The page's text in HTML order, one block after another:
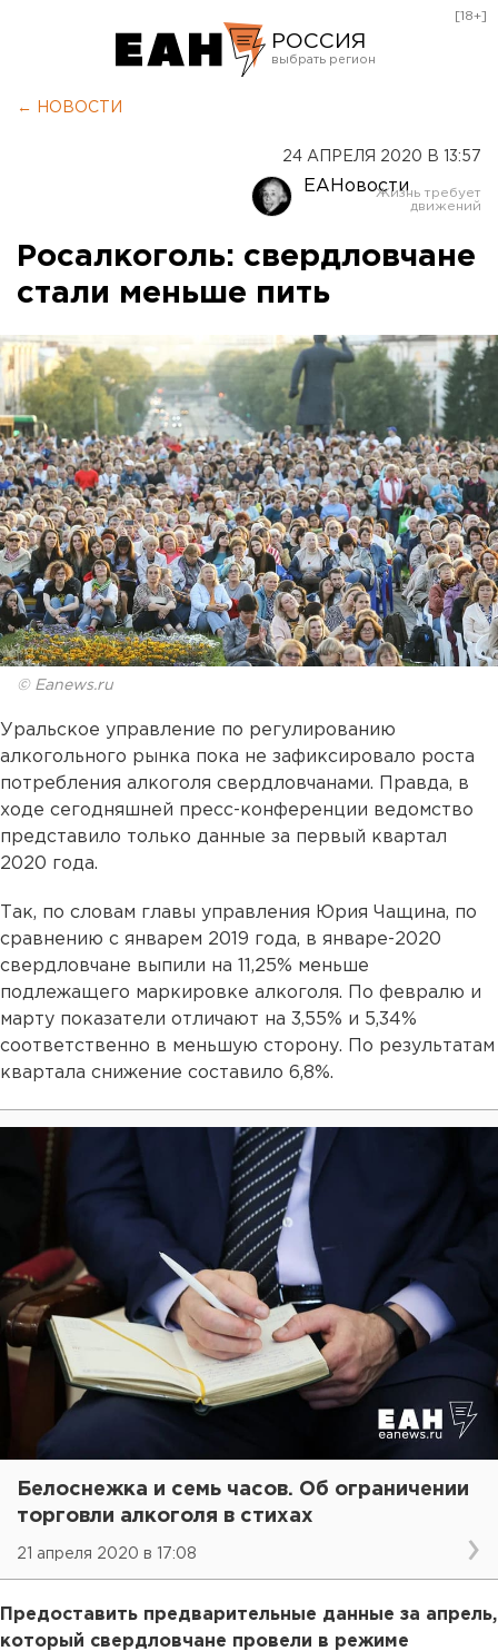
РОССИЯ
Оренбург
[18+]
← НОВОСТИ
24 АПРЕЛЯ 2020 В 13:57
ЕАНовости
Росалкоголь: свердловчане
стали меньше пить
© Eanews.ru
Уральское управление по регулированию
алкогольного рынка пока не зафиксировало роста
потребления алкоголя свердловчанами. Правда, в
ходе сегодняшней пресс-конференции ведомство
представило только данные за первый квартал
2020 года.
Так, по словам главы управления Юрия Чащина, по
сравнению с январем 2019 года, в январе-2020
свердловчане выпили на 11,25% меньше
подлежащего маркировке алкоголя. По февралю и
марту показатели отличают на 3,55% и 5,34%
соответственно в меньшую сторону. По результатам
квартала снижение составило 6,8%.
Белоснежка и семь часов. Об ограничении
торговли алкоголя в стихах
21 апреля 2020 в 17:08
Предоставить предварительные данные за апрель,
который свердловчане провели в режиме